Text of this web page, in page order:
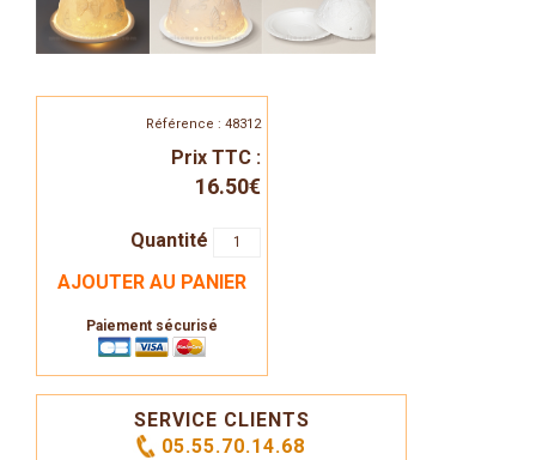
Référence : 48312
Prix TTC :
16.50€
Quantité
AJOUTER AU PANIER
Paiement sécurisé
SERVICE CLIENTS
05.55.70.14.68